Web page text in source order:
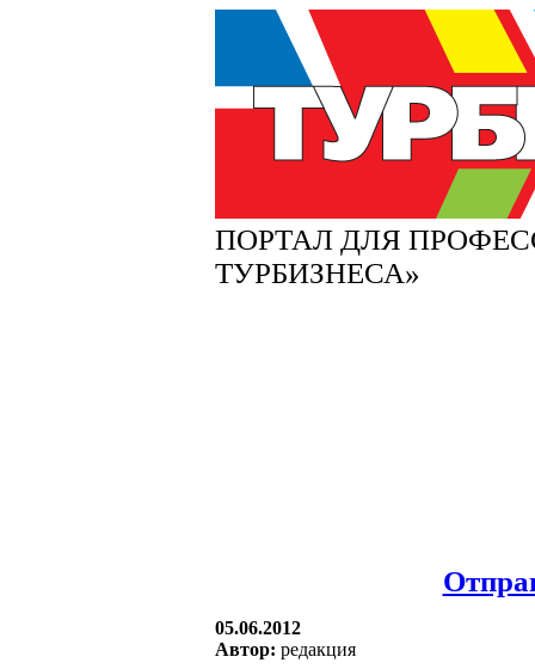
ПОРТАЛ ДЛЯ
ТУРБИЗНЕСА»
05.06.2012
Автор: редакция